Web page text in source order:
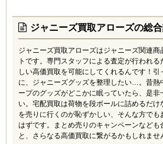
ジャニーズ買取アローズの総
ジャニーズ買取アローズはジャニーズ関連商
トです。専門スタッフによる査定が行われ
しい高価買取を可能にしてくれるんです！
に、ジャニーズグッズを整理したい…。昔熱
ープのグッズがどこかに眠っていたら、是非
い。宅配買取は荷物を段ボールに詰めるだ
を売りに行くのが恥ずかしい、そんな方で
はずです。まとめ売りのキャンペーンなども
と、さらなる高価買取に繋がるかもしれませ